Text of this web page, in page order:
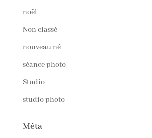
noël
Non classé
nouveau né
séance photo
Studio
studio photo
Méta